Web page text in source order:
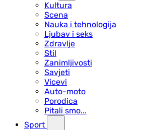
Kultura
Scena
Nauka i tehnologija
Ljubav i seks
Zdravlje
Stil
Zanimljivosti
Savjeti
Vicevi
Auto-moto
Porodica
Pitali smo...
Sport